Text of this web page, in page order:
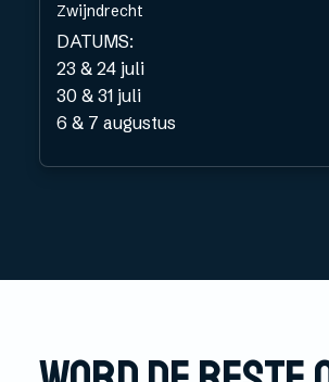
Zwijndrecht
DATUMS:
23 & 24 juli
30 & 31 juli
6 & 7 augustus